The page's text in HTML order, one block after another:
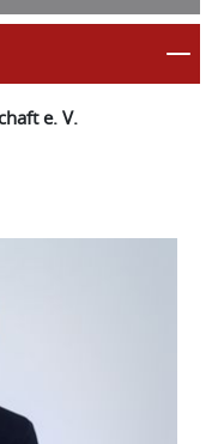
e. V.